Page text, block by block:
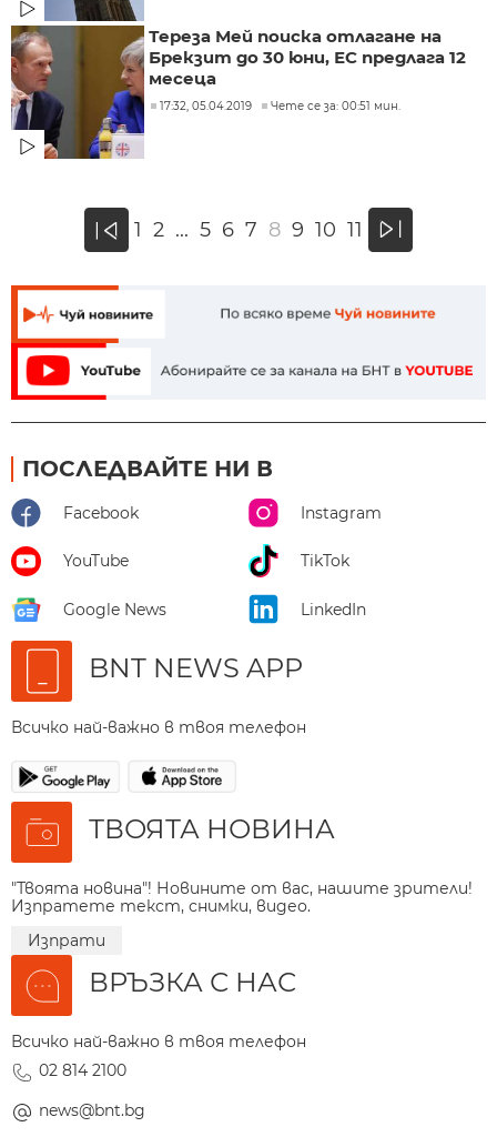
Тереза Мей поиска отлагане на
Брекзит до 30 юни, ЕС предлага 12
месеца
17:32, 05.04.2019 Чете се за: 00:51 мин.
« 1 2 ... 5 6 7 8 9 10 11 »
ПОСЛЕДВАЙТЕ НИ В
Facebook Instagram
YouTube TikTok
Google News LinkedIn
BNT NEWS APP
Всичко най-важно в твоя телефон
ТВОЯТА НОВИНА
"Твоята новина"! Новините от вас, нашите зрители!
Изпратете текст, снимки, видео.
Изпрати
ВРЪЗКА С НАС
Всичко най-важно в твоя телефон
02 814 2100
news@bnt.bg